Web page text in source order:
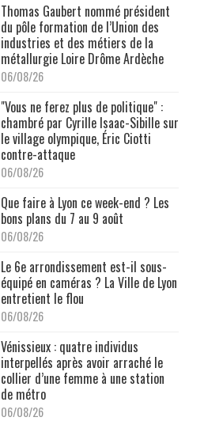
Thomas Gaubert nommé président
du pôle formation de l’Union des
industries et des métiers de la
métallurgie Loire Drôme Ardèche
06/08/26
"Vous ne ferez plus de politique" :
chambré par Cyrille Isaac-Sibille sur
le village olympique, Éric Ciotti
contre-attaque
06/08/26
Que faire à Lyon ce week-end ? Les
bons plans du 7 au 9 août
06/08/26
Le 6e arrondissement est-il sous-
équipé en caméras ? La Ville de Lyon
entretient le flou
06/08/26
Vénissieux : quatre individus
interpellés après avoir arraché le
collier d’une femme à une station
de métro
06/08/26